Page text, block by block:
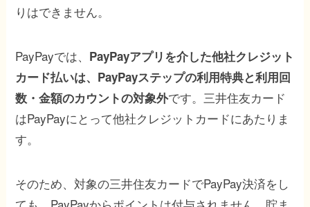
りはできません。
PayPayでは、 PayPayアプリを介した他社クレジット
カード払いは、PayPayステップの利用特典と利用回
数・金額のカウントの対象外です。三井住友カード
はPayPayにとって他社クレジットカードにあたりま
す。
そのため、対象の三井住友カードでPayPay決済をし